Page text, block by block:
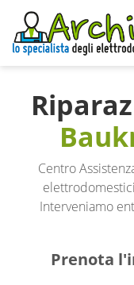
Centro
Interveniamo
Prenota